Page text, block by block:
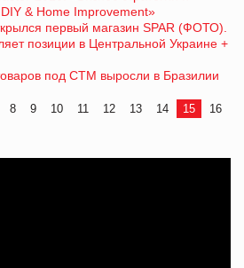
DIY & Home Improvement»
первый магазин SPAR (ФОТО).
позиции в Центральной Украине +
под СТМ выросли в Бразилии
8 9 10 11 12 13 14 15
16